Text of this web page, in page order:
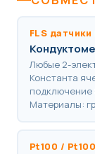
FLS
Любые 2-
Константа
подключение
Материалы:
Pt100 /